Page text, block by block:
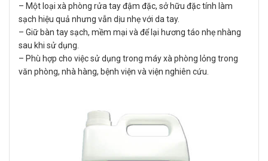
– Một loại xà phòng rửa tay đậm đặc, sở hữu đặc tính làm
sạch hiệu quả nhưng vẫn dịu nhẹ với da tay.
– Giữ bàn tay sạch, mềm mại và để lại hương táo nhẹ nhàng
sau khi sử dụng.
– Phù hợp cho việc sử dụng trong máy xà phòng lỏng trong
văn phòng, nhà hàng, bệnh viện và viện nghiên cứu.